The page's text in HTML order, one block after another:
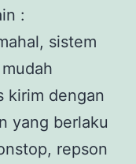
:
sistem
kirim dengan
yang berlaku
repson